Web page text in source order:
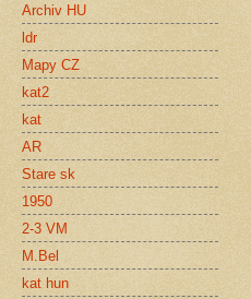
Archiv HU
ldr
Mapy CZ
kat2
kat
AR
Stare sk
1950
2-3 VM
M.Bel
kat hun